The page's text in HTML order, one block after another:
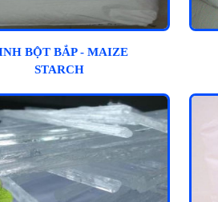
BỘT BẮP - MAIZE
STARCH